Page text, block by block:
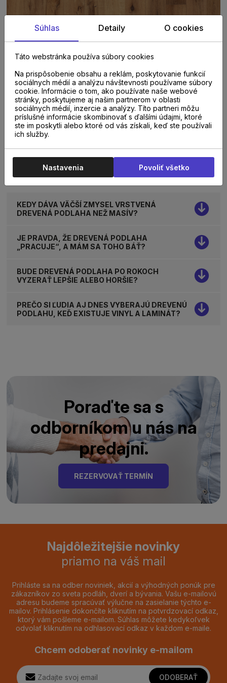
PARAMETRE
NAJČASTEJŠIE OTÁZKY A ODPOVEDE
KEDY DÁVA VÄČŠÍ ZMYSEL VRSTVENÁ
DREVENÁ PODLAHA NEŽ MASÍV?
JE PRAVDA, ŽE DREVENÁ PODLAHA
„PRACUJE“, A MÁM SA TOHO BÁŤ?
BUDE DREVENÁ PODLAHA PO ROKOCH
VYZERAŤ LEPŠIE ALEBO HORŠIE?
PREČO SI ĽUDIA AJ DNES VYBERAJÚ DREVENÚ
PODLAHU, KEĎ EXISTUJE VINYL A LAMINÁT?
Poraďte sa s
odborníkom u nás na
predajni.
REZERVOVAŤ TERMÍN
Najdôležitejšie novinky
priamo na váš mail
Prihláste sa na odber noviniek, akcií a výhodných ponúk pre
zákazníkov zo sveta podláh, dverí a bývania. Vašu e-mailovú
adresu budeme spracúvať výlučne na zasielanie týchto e-
mailov. Prihlásenie dokončíte kliknutím na potvrdzovací odkaz,
ktorý vám pošleme e-mailom. Súhlas môžete kedykoľvek
odvolať kliknutím na odhlasovací odkaz v každom e-maile.
Chcem odoberať novinky e-mailom
ODOBERAŤ
Súhlas Detaily O cookies
Táto webstránka používa súbory cookies
Na prispôsobenie obsahu a reklám, poskytovanie funkcií
sociálnych médií a analýzu návštevnosti používame súbory
cookie. Informácie o tom, ako používate naše webové
stránky, poskytujeme aj našim partnerom v oblasti
sociálnych médií, inzercie a analýzy. Títo partneri môžu
príslušné informácie skombinovať s ďalšími údajmi, ktoré
ste im poskytli alebo ktoré od vás získali, keď ste používali
ich služby.
Nastavenia Povoliť všetko